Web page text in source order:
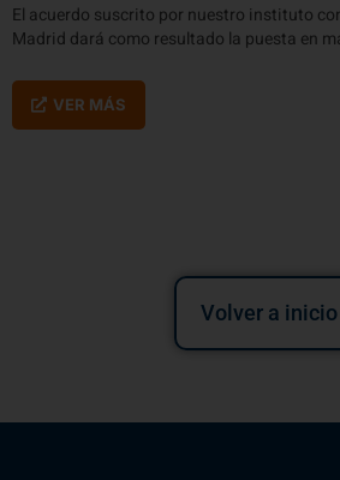
El acuerdo suscrito por nuestro instituto
Madrid dará como resultado la puesta en
VER MÁS
Volver a inicio